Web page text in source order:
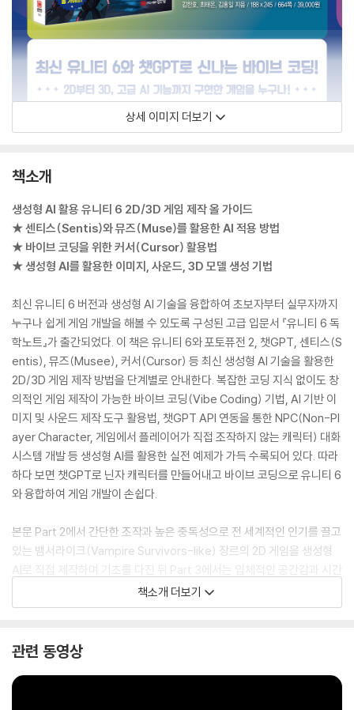
상세 이미지 더보기
책소개
생성형 AI 활용 유니티 6 2D/3D 게임 제작 올 가이드
★ 센티스(Sentis)와 뮤즈(Muse)를 활용한 AI 적용 방법
★ 바이브 코딩을 위한 커서(Cursor) 활용법
★ 생성형 AI를 활용한 이미지, 사운드, 3D 모델 생성 기법
최신 유니티 6 버전과 생성형 AI 기술을 융합하여 초보자부터 실무자까지
누구나 쉽게 게임 개발을 해볼 수 있도록 구성된 고급 입문서 『유니티 6 독
학노트』가 출간되었다. 이 책은 유니티 6와 포토퓨전 2, 챗GPT, 센티스(S
entis), 뮤즈(Musee), 커서(Cursor) 등 최신 생성형 AI 기술을 활용한
2D/3D 게임 제작 방법을 단계별로 안내한다. 복잡한 코딩 지식 없이도 창
의적인 게임 제작이 가능한 바이브 코딩(Vibe Coding) 기법, AI 기반 이
미지 및 사운드 제작 도구 활용법, 챗GPT API 연동을 통한 NPC(Non-Pl
ayer Character, 게임에서 플레이어가 직접 조작하지 않는 캐릭터) 대화
시스템 개발 등 생성형 AI를 활용한 실전 예제가 가득 수록되어 있다. 따라
하다 보면 챗GPT로 닌자 캐릭터를 만들어내고 바이브 코딩으로 유니티 6
와 융합하여 게임 개발이 손쉽다.
본문 Part 2에서 간단한 조작과 높은 중독성으로 전 세계적인 인기를 끌고
있는 뱀서라이크(Vampire Survivors-like) 장르의 2D 게임을 생성형
AI로 직접 제작하며 기초를 다진 뒤 Part 3에서는 입체적인 공간감과 시간
제한, 장애물 회피, 점프 액션이 어우러진 플랫포머(Platformer) 3D 게
임 개발 프로젝트에 도전해 본다. 특히 고급 생성형 AI 기법을 다루는 Part
뉴겟포유니티(NuGetForUnity)라는 OpenAI API 같은 다양한 닷넷라
사용할 수 있는 도구를 설치한 뒤 센티스로 학습된 모델을 런타임에서 바
책소개 더보기
관련 동영상